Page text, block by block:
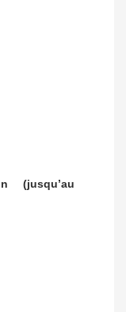
(jusqu’au